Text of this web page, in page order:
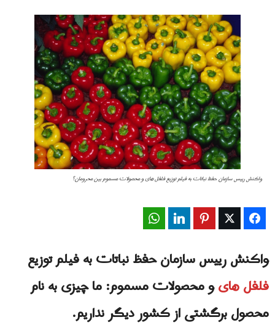
واكنش رییس سازمان حفظ نباتات به فيلم توزیع فلفل های و محصولات مسموم بین محرومان؟
Facebook
Twitter
Pinterest
LinkedIn
واكنش رییس سازمان حفظ نباتات به فيلم توزیع
فلفل هایو محصولات مسموم: ما چیزی به نام
محصول برگشتی از کشور دیگر نداریم.